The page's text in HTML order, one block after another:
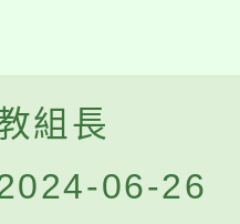
組長
06-26